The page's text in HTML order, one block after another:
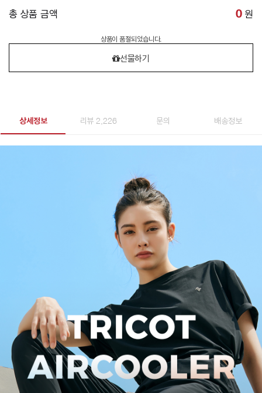
총 상품 금액 0 원
상품이 품절되었습니다.
선물하기
상세정보 리뷰 2,226 문의 배송정보